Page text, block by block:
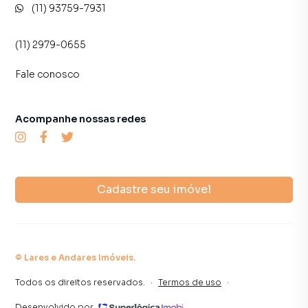
(11) 93759-7931
(11) 2979-0655
Fale conosco
Cadastre seu imóvel
Acompanhe nossas redes
© Lares e Andares Imóveis.
Todos os direitos reservados. · Termos de uso ·